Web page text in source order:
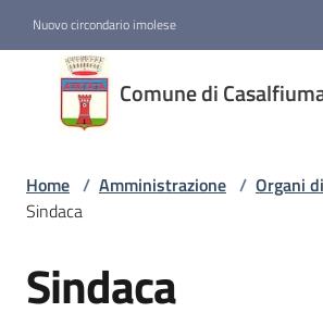
Nuovo circondario imolese
Comune di
Comune di
Casalfiumanese
Amministrazione
Menu selezionato
Novità
Home / Amministrazione / Organi
Sindaca
Salta al contenuto
Sindaca